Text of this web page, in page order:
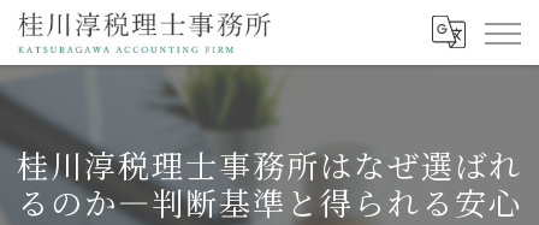
桂川淳税理士事務所はなぜ選ばれ
るのか—判断基準と得られる安心